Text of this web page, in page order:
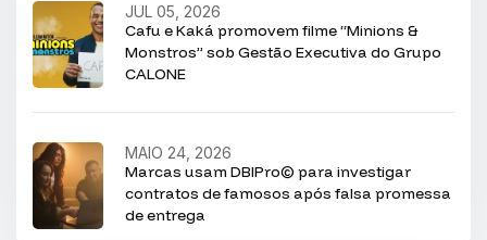
Cafu e Kaká promovem filme “Minions &
Monstros” sob Gestão Executiva do Grupo
CALONE
JUL 05, 2026
Marcas usam DBIPro© para investigar
contratos de famosos após falsa promessa
de entrega
MAIO 24, 2026